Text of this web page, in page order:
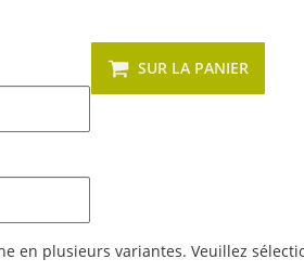
SUR LA PANIER
en plusieurs variantes. Veuillez